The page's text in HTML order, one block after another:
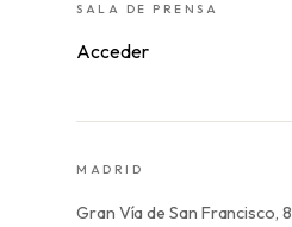
SALA DE PRENSA
Acceder
MADRID
Gran Vía de San Francisco, 8